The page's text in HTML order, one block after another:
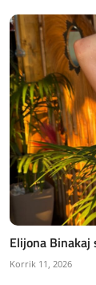
Elijona Binakaj
Korrik 11, 2026